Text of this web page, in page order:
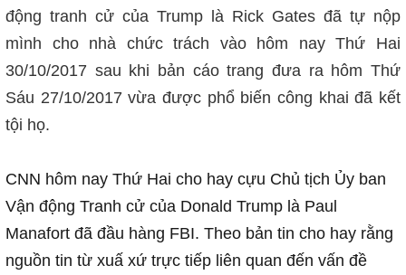
động tranh cử của Trump là Rick Gates đã tự nộp
mình cho nhà chức trách vào hôm nay Thứ Hai
30/10/2017 sau khi bản cáo trang đưa ra hôm Thứ
Sáu 27/10/2017 vừa được phổ biến công khai đã kết
tội họ.
CNN hôm nay Thứ Hai cho hay cựu Chủ tịch Ủy ban
Vận động Tranh cử của Donald Trump là Paul
Manafort đã đầu hàng FBI. Theo bản tin cho hay rằng
nguồn tin từ xuấ xứ trực tiếp liên quan đến vấn đề